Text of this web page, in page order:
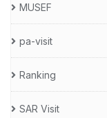
MUSEF
pa-visit
Ranking
SAR Visit